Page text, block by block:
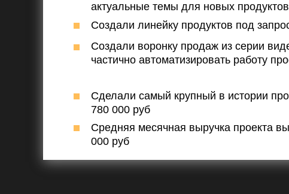
актуальные темы для новых
Создали линейку продуктов под
Создали воронку продаж из серии
частично автоматизировать работу
Средняя месячная выручка проекта
000 руб
Сделали самый крупный в истории
780 000 руб